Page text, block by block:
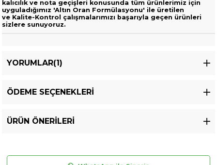
kalıcılık ve nota geçişleri konusunda tüm ürünlerimiz için
uyguladığımız 'Altın Oran Formülasyonu' ile üretilen
ve Kalite-Kontrol çalışmalarımızı başarıyla geçen ürünleri
sizlere sunuyoruz.
YORUMLAR(1)
ÖDEME SEÇENEKLERI
ÜRÜN ÖNERILERI